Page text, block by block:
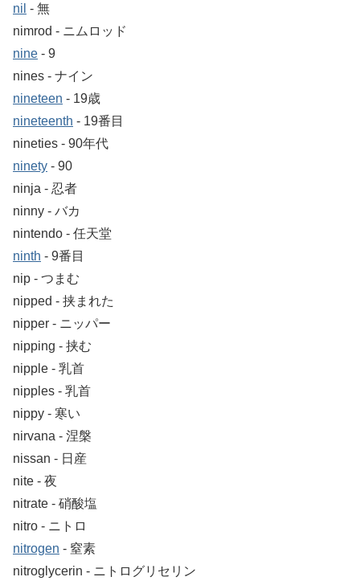
nil ‐ 無
nimrod ‐ ニムロッド
nine ‐ 9
nines ‐ ナイン
nineteen ‐ 19歳
nineteenth ‐ 19番目
nineties ‐ 90年代
ninety ‐ 90
ninja ‐ 忍者
ninny ‐ バカ
nintendo ‐ 任天堂
ninth ‐ 9番目
nip ‐ つまむ
nipped ‐ 挟まれた
nipper ‐ ニッパー
nipping ‐ 挟む
nipple ‐ 乳首
nipples ‐ 乳首
nippy ‐ 寒い
nirvana ‐ 涅槃
nissan ‐ 日産
nite ‐ 夜
nitrate ‐ 硝酸塩
nitro ‐ ニトロ
nitrogen ‐ 窒素
nitroglycerin ‐ ニトログリセリン